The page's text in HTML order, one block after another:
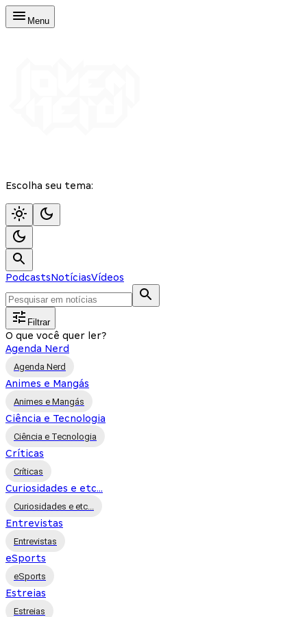
Menu
Escolha seu tema:
PodcastsNotíciasVídeos
Filtrar
O que você quer ler?
Agenda Nerd
Agenda Nerd
Animes e Mangás
Animes e Mangás
Ciência e Tecnologia
Ciência e Tecnologia
Críticas
Críticas
Curiosidades e etc...
Curiosidades e etc...
Entrevistas
Entrevistas
eSports
eSports
Estreias
Estreias